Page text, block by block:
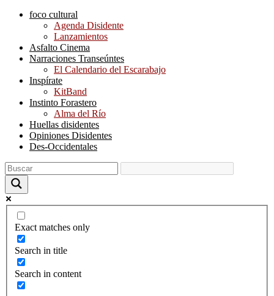
foco cultural
Agenda Disidente
Lanzamientos
Asfalto Cinema
Narraciones Transeúntes
El Calendario del Escarabajo
Inspírate
KitBand
Instinto Forastero
Alma del Río
Huellas disidentes
Opiniones Disidentes
Des-Occidentales
Exact matches only
Search in title
Search in content